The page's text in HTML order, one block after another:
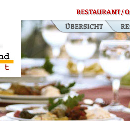
RESTAURANT /